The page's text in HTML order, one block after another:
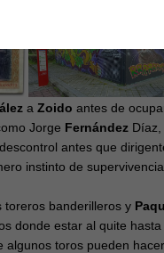
a Zoido antes de
Jorge Fernández Díaz,
antes que
instinto de
toreros banderilleros y
donde estar al quite
algunos toros pueden